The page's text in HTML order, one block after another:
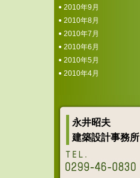
2010年9月
2010年8月
2010年7月
2010年6月
2010年5月
2010年4月
永井昭夫
建築設計事務所